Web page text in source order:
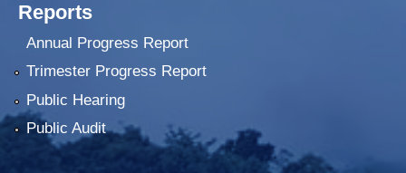
Reports
Annual Progress Report
Trimester Progress Report
Public Hearing
Public Audit